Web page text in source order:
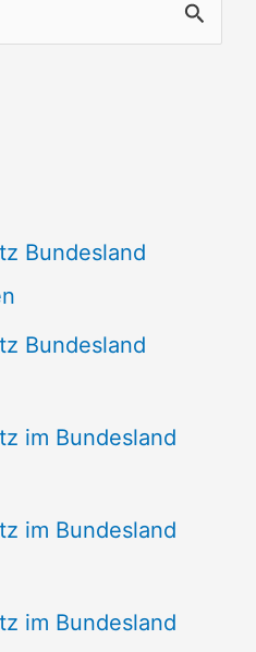
Bundesland
Bundesland
im Bundesland
im Bundesland
im Bundesland